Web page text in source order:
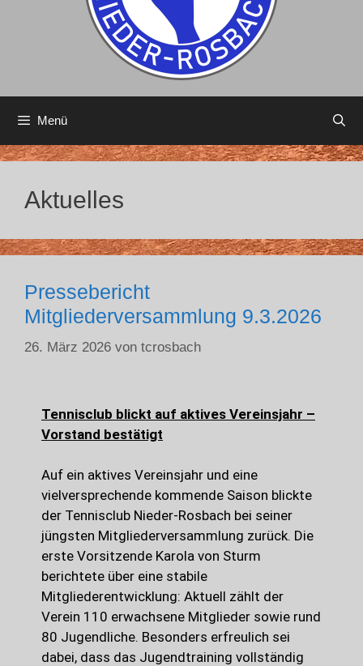
Menü
Aktuelles
Pressebericht
Mitgliederversammlung 9.3.2026
26. März 2026 von tcrosbach
Tennisclub blickt auf aktives Vereinsjahr –
Vorstand bestätigt
Auf ein aktives Vereinsjahr und eine
vielversprechende kommende Saison blickte
der Tennisclub Nieder-Rosbach bei seiner
jüngsten Mitgliederversammlung zurück. Die
erste Vorsitzende Karola von Sturm
berichtete über eine stabile
Mitgliederentwicklung: Aktuell zählt der
Verein 110 erwachsene Mitglieder sowie rund
80 Jugendliche. Besonders erfreulich sei
dabei, dass das Jugendtraining vollständig